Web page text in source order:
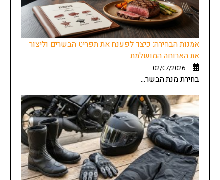
אמנות הבחירה: כיצד לפענח את תפריט הבשרים וליצור
את הארוחה המושלמת
02/07/2026
בחירת מנת הבשר...